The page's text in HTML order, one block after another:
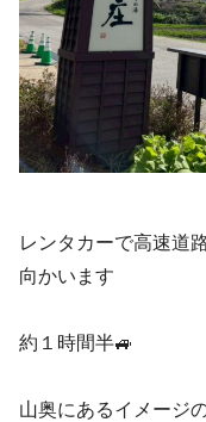
レンタカーで高速道
向かいます
約１時間半🚙
山奥にあるイメージ